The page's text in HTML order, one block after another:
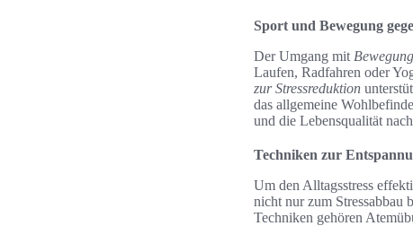
Sport und Bewegung
Der Umgang mit
Laufen, Radfahren oder
zur Stressreduktion
das allgemeine
und die Lebensqualität
Techniken zur
Um den Alltagsstress
nicht nur zum Stressabbau
Techniken gehören